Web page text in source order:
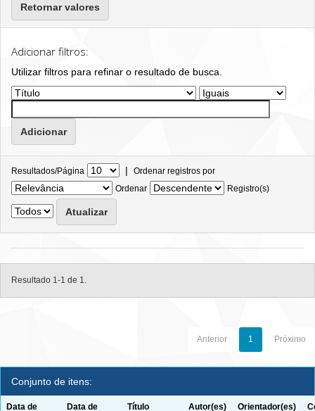
Retornar valores
Adicionar filtros:
Utilizar filtros para refinar o resultado de busca.
Resultados/Página | Ordenar registros por
Ordenar
Registro(s)
Resultado 1-1 de 1.
Anterior 1 Próximo
Conjunto de itens:
Data de
Data de
Título Autor(es) Orientador(es)